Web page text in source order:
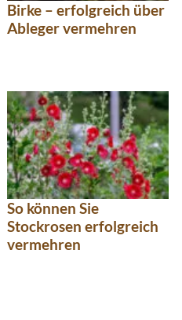
Birke – erfolgreich über
Ableger vermehren
So können Sie
Stockrosen erfolgreich
vermehren